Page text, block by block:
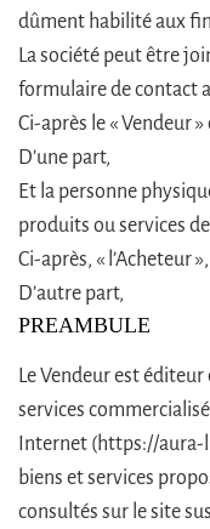
dûment habilité aux
La société peut être
formulaire de contact
Ci-après le « Vendeur »
D’une part,
Et la personne
produits ou services
Ci-après, « l’Acheteur
D’autre part,
PREAMBULE
Le Vendeur est
services
Internet (https://aura-
biens et services
consultés sur le site